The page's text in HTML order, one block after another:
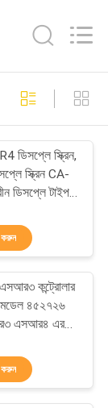
113
21
ডিসপ্লে স্ক্রিন,
স্ক্রিন CA-
ডিসপ্লে টাইপ
কিং SB210
করুন
কন্ট্রোলার
৪৫২৭২৬
এসআর৪ এর
সহ
করুন